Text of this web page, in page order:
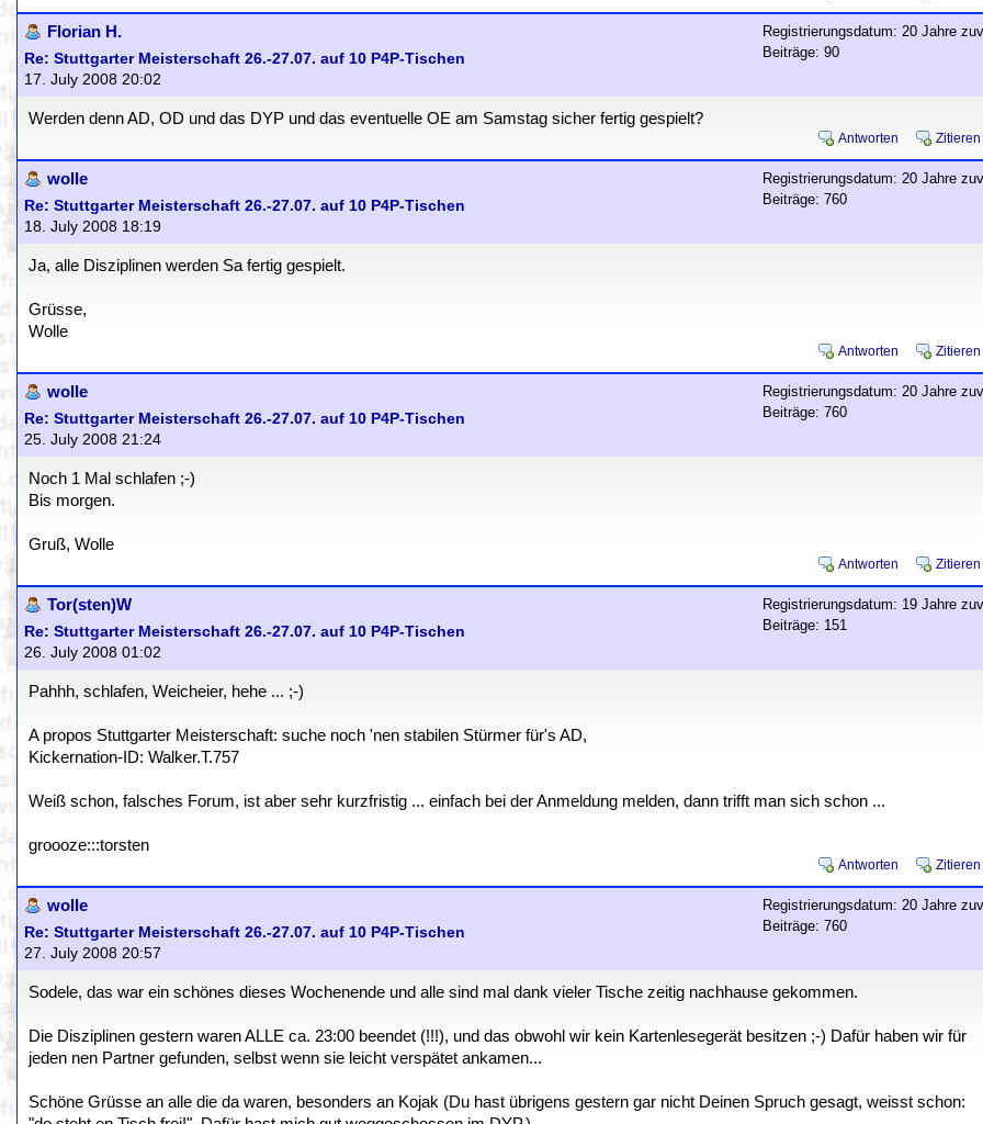
Florian H.
Re: Stuttgarter Meisterschaft 26.-27.07. auf 10 P4P-Tischen
17. July 2008 20:02
Registrierungsdatum: 20 Jahre
Beiträge: 90
Werden denn AD, OD und das DYP und das eventuelle OE am Samstag sicher fertig gespielt?
Antworten Zitieren
wolle
Re: Stuttgarter Meisterschaft 26.-27.07. auf 10 P4P-Tischen
18. July 2008 18:19
Registrierungsdatum: 20 Jahre
Beiträge: 760
Ja, alle Disziplinen werden Sa fertig gespielt.
Grüsse,
Wolle
Antworten Zitieren
wolle
Re: Stuttgarter Meisterschaft 26.-27.07. auf 10 P4P-Tischen
25. July 2008 21:24
Registrierungsdatum: 20 Jahre
Beiträge: 760
Noch 1 Mal schlafen ;-)
Bis morgen.
Gruß, Wolle
Antworten Zitieren
Tor(sten)W
Re: Stuttgarter Meisterschaft 26.-27.07. auf 10 P4P-Tischen
26. July 2008 01:02
Registrierungsdatum: 19 Jahre
Beiträge: 151
Pahhh, schlafen, Weicheier, hehe ... ;-)
A propos Stuttgarter Meisterschaft: suche noch 'nen stabilen Stürmer für's AD,
Kickernation-ID: Walker.T.757
Weiß schon, falsches Forum, ist aber sehr kurzfristig ... einfach bei der Anmeldung melden, dann trifft man sich schon ...
groooze:::torsten
Antworten Zitieren
wolle
Re: Stuttgarter Meisterschaft 26.-27.07. auf 10 P4P-Tischen
27. July 2008 20:57
Registrierungsdatum: 20 Jahre
Beiträge: 760
Sodele, das war ein schönes dieses Wochenende und alle sind mal dank vieler Tische zeitig nachhause gekommen.
Die Disziplinen gestern waren ALLE ca. 23:00 beendet (!!!), und das obwohl wir kein Kartenlesegerät besitzen ;-) Dafür haben wir für
jeden nen Partner gefunden, selbst wenn sie leicht verspätet ankamen...
Schöne Grüsse an alle die da waren, besonders an Kojak (Du hast übrigens gestern gar nicht Deinen Spruch gesagt, weisst schon: